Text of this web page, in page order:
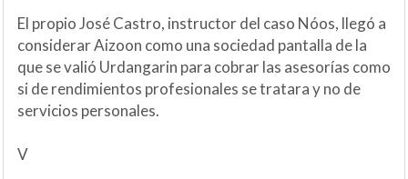
El propio José Castro, instructor del caso Nóos, llegó a
considerar Aizoon como una sociedad pantalla de la
que se valió Urdangarin para cobrar las asesorías como
si de rendimientos profesionales se tratara y no de
servicios personales.
V